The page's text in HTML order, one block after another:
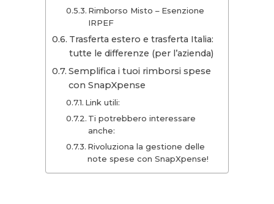
Rimborso Misto – Esenzione
IRPEF
Trasferta estero e trasferta Italia:
tutte le differenze (per l’azienda)
Semplifica i tuoi rimborsi spese
con SnapXpense
Link utili:
Ti potrebbero interessare
anche:
Rivoluziona la gestione delle
note spese con SnapXpense!